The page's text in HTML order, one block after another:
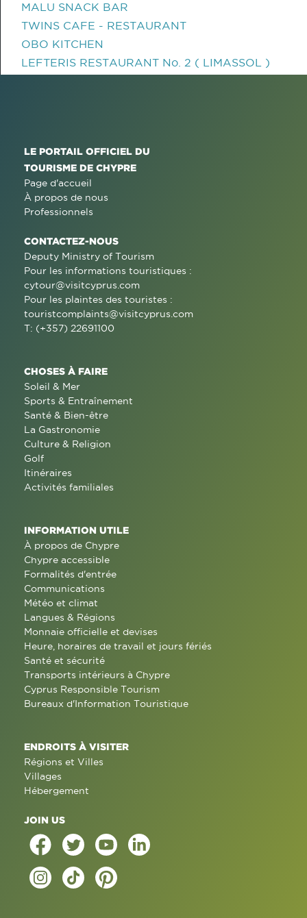
MALU SNACK BAR
TWINS CAFE - RESTAURANT
OBO KITCHEN
LEFTERIS RESTAURANT No. 2 ( LIMASSOL )
LE PORTAIL OFFICIEL DU
TOURISME DE CHYPRE
Page d'accueil
À propos de nous
Professionnels
CONTACTEZ-NOUS
Deputy Ministry of Tourism
Pour les informations touristiques :
cytour@visitcyprus.com
Pour les plaintes des touristes :
touristcomplaints@visitcyprus.com
T: (+357) 22691100
CHOSES À FAIRE
Soleil & Mer
Sports & Entraînement
Santé & Bien-être
La Gastronomie
Culture & Religion
Golf
Itinéraires
Activités familiales
INFORMATION UTILE
À propos de Chypre
Chypre accessible
Formalités d'entrée
Communications
Météo et climat
Langues & Régions
Monnaie officielle et devises
Heure, horaires de travail et jours fériés
Santé et sécurité
Transports intérieurs à Chypre
Cyprus Responsible Tourism
Bureaux d'Information Touristique
ENDROITS À VISITER
Régions et Villes
Villages
Hébergement
JOIN US